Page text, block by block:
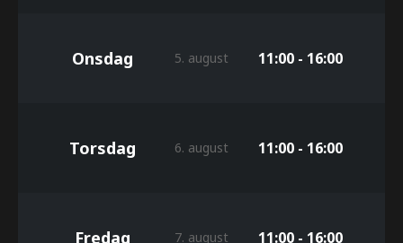
Onsdag 5. august 11:00 - 16:00
Torsdag 6. august 11:00 - 16:00
Fredag 7. august 11:00 - 16:00